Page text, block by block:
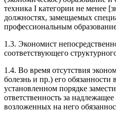
техника I категории не менее
должностях, замещаемых
профессиональным
1.3. Экономист
соответствующего
1.4. Во время отсутствия
болезнь и пр.) его
установленном порядке
ответственность за
возложенных на него